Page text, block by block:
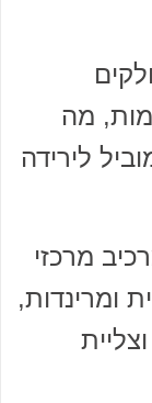
מה
לירידה
מרכזי
ומרינדות,